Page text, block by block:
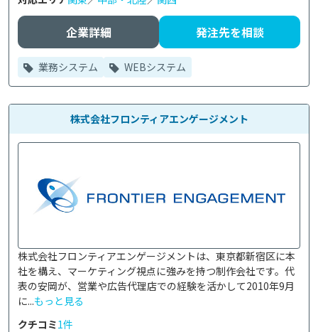
企業詳細 発注先を相談
業務システム WEBシステム
株式会社フロンティアエンゲージメント
株式会社フロンティアエンゲージメントは、東京都新宿区に本
社を構え、マーケティング視点に強みを持つ制作会社です。代
表の安岡が、営業や広告代理店での経験を活かして2010年9月
に...もっと見る
クチコミ1件